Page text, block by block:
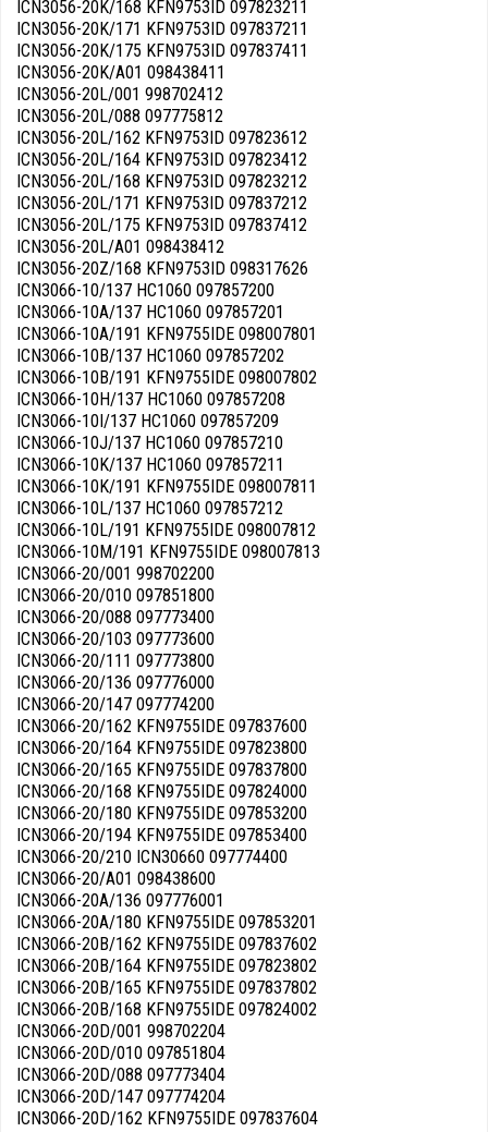
ICN3056-20K/168 KFN9753ID 097823211
ICN3056-20K/171 KFN9753ID 097837211
ICN3056-20K/175 KFN9753ID 097837411
ICN3056-20K/A01 098438411
ICN3056-20L/001 998702412
ICN3056-20L/088 097775812
ICN3056-20L/162 KFN9753ID 097823612
ICN3056-20L/164 KFN9753ID 097823412
ICN3056-20L/168 KFN9753ID 097823212
ICN3056-20L/171 KFN9753ID 097837212
ICN3056-20L/175 KFN9753ID 097837412
ICN3056-20L/A01 098438412
ICN3056-20Z/168 KFN9753ID 098317626
ICN3066-10/137 HC1060 097857200
ICN3066-10A/137 HC1060 097857201
ICN3066-10A/191 KFN9755IDE 098007801
ICN3066-10B/137 HC1060 097857202
ICN3066-10B/191 KFN9755IDE 098007802
ICN3066-10H/137 HC1060 097857208
ICN3066-10I/137 HC1060 097857209
ICN3066-10J/137 HC1060 097857210
ICN3066-10K/137 HC1060 097857211
ICN3066-10K/191 KFN9755IDE 098007811
ICN3066-10L/137 HC1060 097857212
ICN3066-10L/191 KFN9755IDE 098007812
ICN3066-10M/191 KFN9755IDE 098007813
ICN3066-20/001 998702200
ICN3066-20/010 097851800
ICN3066-20/088 097773400
ICN3066-20/103 097773600
ICN3066-20/111 097773800
ICN3066-20/136 097776000
ICN3066-20/147 097774200
ICN3066-20/162 KFN9755IDE 097837600
ICN3066-20/164 KFN9755IDE 097823800
ICN3066-20/165 KFN9755IDE 097837800
ICN3066-20/168 KFN9755IDE 097824000
ICN3066-20/180 KFN9755IDE 097853200
ICN3066-20/194 KFN9755IDE 097853400
ICN3066-20/210 ICN30660 097774400
ICN3066-20/A01 098438600
ICN3066-20A/136 097776001
ICN3066-20A/180 KFN9755IDE 097853201
ICN3066-20B/162 KFN9755IDE 097837602
ICN3066-20B/164 KFN9755IDE 097823802
ICN3066-20B/165 KFN9755IDE 097837802
ICN3066-20B/168 KFN9755IDE 097824002
ICN3066-20D/001 998702204
ICN3066-20D/010 097851804
ICN3066-20D/088 097773404
ICN3066-20D/147 097774204
ICN3066-20D/162 KFN9755IDE 097837604